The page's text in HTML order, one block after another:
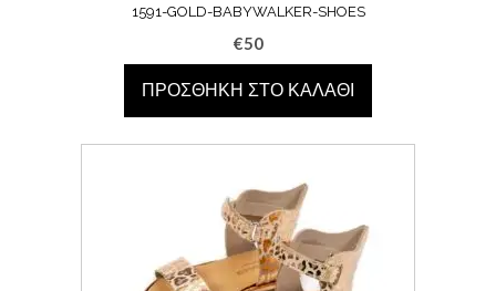
1591-GOLD-BABYWALKER-SHOES
€50
ΠΡΟΣΘΉΚΗ ΣΤΟ ΚΑΛΆΘΙ